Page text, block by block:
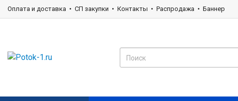
Оплата и доставка СП закупки Контакты Распродажа Баннер